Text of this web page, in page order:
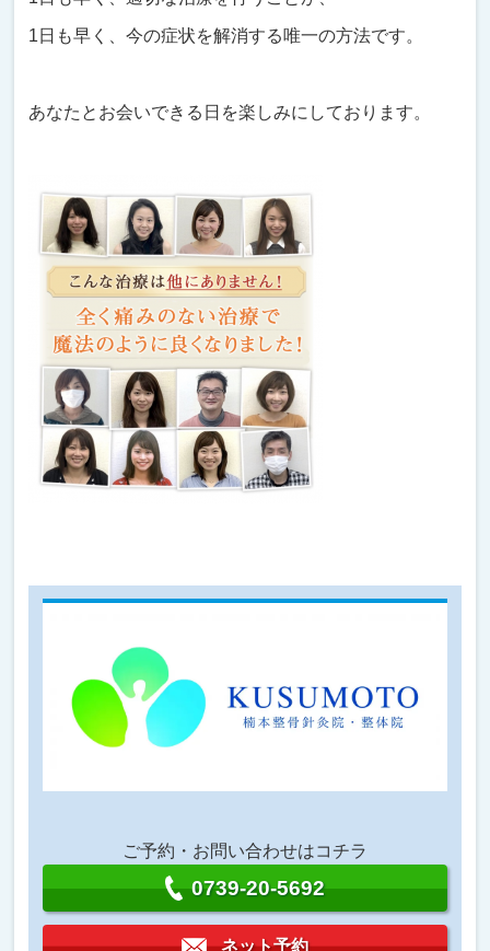
1日も早く、今の症状を解消する唯一の方法です。
あなたとお会いできる日を楽しみにしております。
ご予約・お問い合わせはコチラ
0739-20-5692
ネット予約